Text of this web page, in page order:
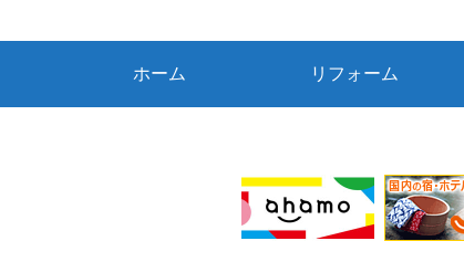
ホーム リフォーム